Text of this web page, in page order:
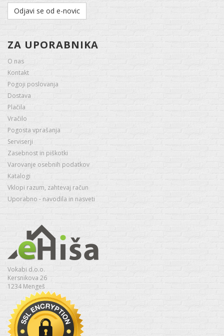
Odjavi se od e-novic
ZA UPORABNIKA
O nas
Kontakt
Pogoji poslovanja
Dostava
Plačila
Vračilo
Pogosta vprašanja
Serviserji
Zasebnost in piškotki
Varovanje osebnih podatkov
Katalogi
Vklopi razum, zahtevaj račun
Uporabno - navodila in nasveti
Vokabi d.o.o.
Kersnikova 26
1234 Mengeš